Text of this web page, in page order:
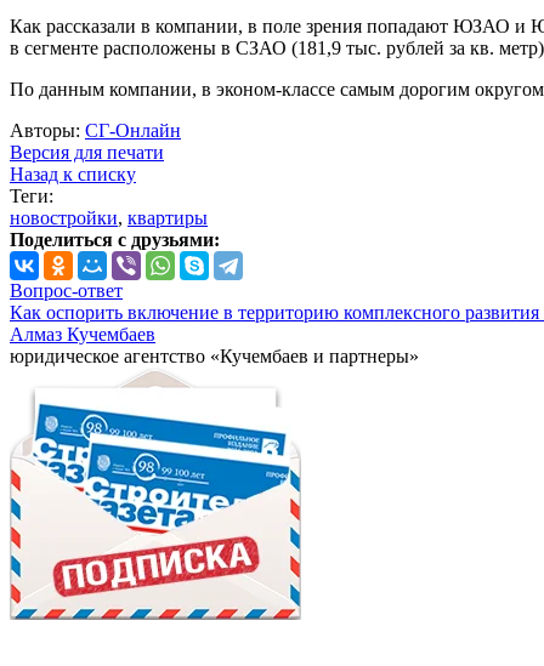
Как рассказали в компании, в поле зрения попадают ЮЗАО и
в сегменте расположены в СЗАО (181,9 тыс. рублей за кв.
По данным компании, в эконом-классе самым дорогим
Авторы: СГ-Онлайн
Версия для печати
Назад к списку
Теги:
новостройки, квартиры
Поделиться с друзьями:
Вопрос-ответ
Как оспорить включение в территорию комплексного
Алмаз Кучембаев
юридическое агентство «Кучембаев и партнеры»